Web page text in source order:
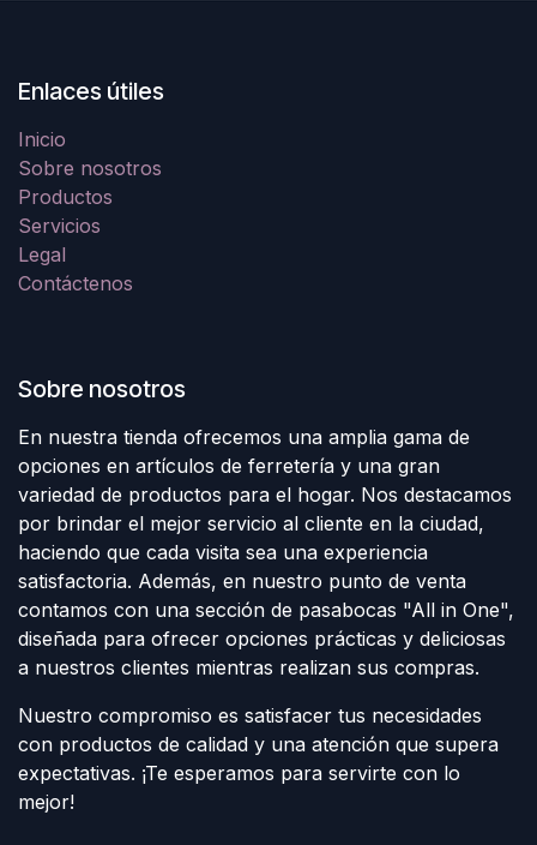
Enlaces útiles
Inicio
Sobre nosotros
Productos
Servicios
Legal
Contáctenos
Sobre nosotros
En nuestra tienda ofrecemos una amplia gama de
opciones en artículos de ferretería y una gran
variedad de productos para el hogar. Nos destacamos
por brindar el mejor servicio al cliente en la ciudad,
haciendo que cada visita sea una experiencia
satisfactoria. Además, en nuestro punto de venta
contamos con una sección de pasabocas "All in One",
diseñada para ofrecer opciones prácticas y deliciosas
a nuestros clientes mientras realizan sus compras.
Nuestro compromiso es satisfacer tus necesidades
con productos de calidad y una atención que supera
expectativas. ¡Te esperamos para servirte con lo
mejor!